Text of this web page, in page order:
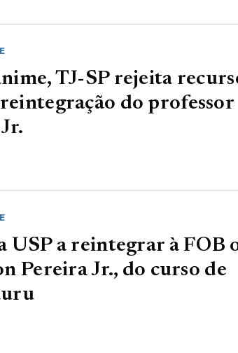
TJ-SP rejeita
do professor
USP a reintegrar à FOB
Pereira Jr., do curso de